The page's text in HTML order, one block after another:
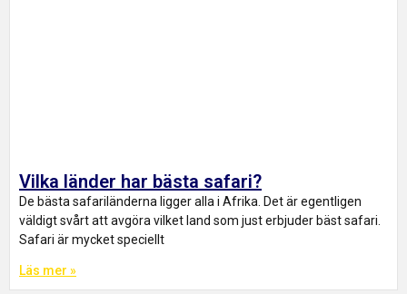
Vilka länder har bästa safari?
De bästa safariländerna ligger alla i Afrika. Det är egentligen
väldigt svårt att avgöra vilket land som just erbjuder bäst safari.
Safari är mycket speciellt
Läs mer »